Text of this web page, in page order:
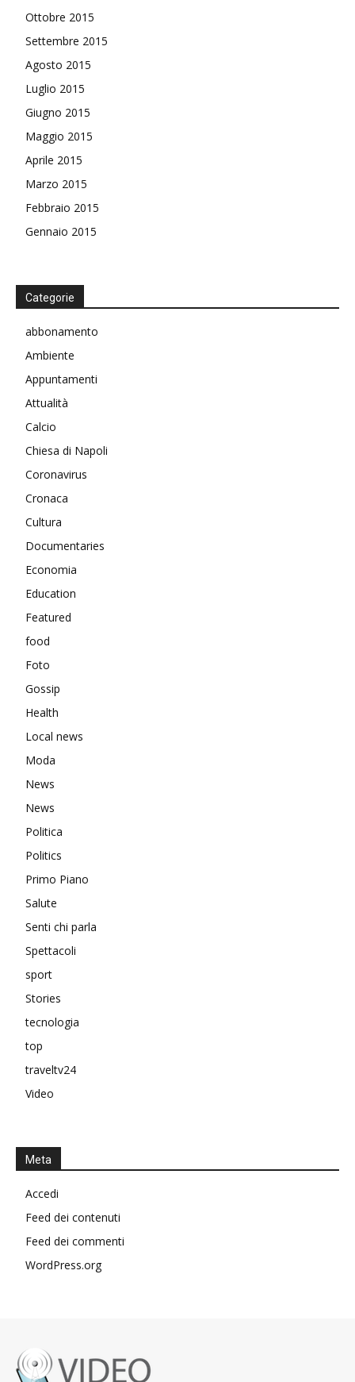
Ottobre 2015
Settembre 2015
Agosto 2015
Luglio 2015
Giugno 2015
Maggio 2015
Aprile 2015
Marzo 2015
Febbraio 2015
Gennaio 2015
Categorie
abbonamento
Ambiente
Appuntamenti
Attualità
Calcio
Chiesa di Napoli
Coronavirus
Cronaca
Cultura
Documentaries
Economia
Education
Featured
food
Foto
Gossip
Health
Local news
Moda
News
News
Politica
Politics
Primo Piano
Salute
Senti chi parla
Spettacoli
sport
Stories
tecnologia
top
traveltv24
Video
Meta
Accedi
Feed dei contenuti
Feed dei commenti
WordPress.org